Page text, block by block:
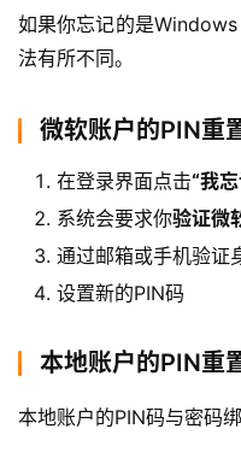
如果你忘记的是
法有所不同。
微软账户的PIN重
在登录界面点击“我
系统会要求你验证微
通过邮箱或手机验证
设置新的PIN码
本地账户的PIN重
本地账户的PIN码与密码